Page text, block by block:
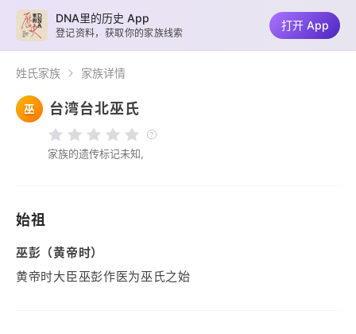
姓氏家族 家族详情
巫 台湾台北巫氏
家族的遗传标记未知,
始祖
巫彭（黄帝时）
黄帝时大臣巫彭作医为巫氏之始
DNA里的历史 App
登记资料，获取你的家族线索
打开 App